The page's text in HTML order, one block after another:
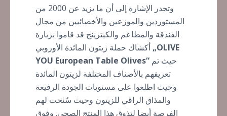
وتجدر الإشارة إلى أن ما يزيد عن 2000 من
المستوردين والموزعين والأخصائيين من مجال
الفندقة والمطاعم والكيترينج قد قاموا بزيارة
„OLIVE
YOU European Table Olives“ حيث تم
تعريفهم بالأصناف المختلفة لزيتون المائدة
وحيث اطلعوا على مستويات الجودة الرفيعة
والمذاق الراقي للزيتون وحيث سُنحت لهم
الفرصة أيضا لتذوق هذا المنتج الصحي. وفوق